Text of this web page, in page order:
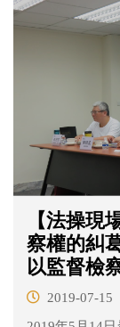
【法操現
察權的糾
以監督檢
2019-07-15